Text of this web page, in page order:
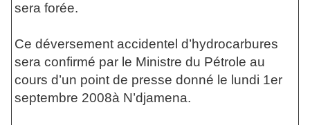
sera forée.
Ce déversement accidentel d’hydrocarbures
sera confirmé par le Ministre du Pétrole au
cours d’un point de presse donné le lundi 1er
septembre 2008à N’djamena.